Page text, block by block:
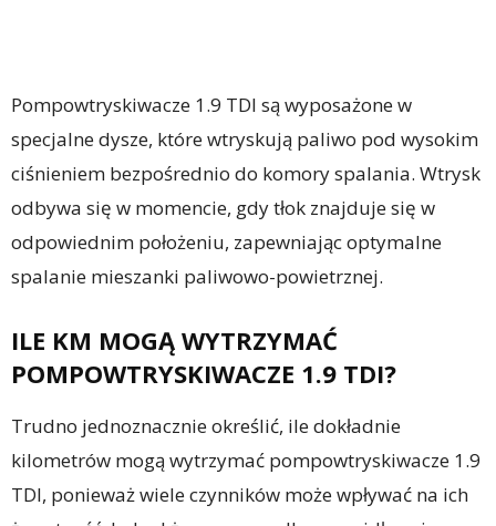
Pompowtryskiwacze 1.9 TDI są wyposażone w
specjalne dysze, które wtryskują paliwo pod wysokim
ciśnieniem bezpośrednio do komory spalania. Wtrysk
odbywa się w momencie, gdy tłok znajduje się w
odpowiednim położeniu, zapewniając optymalne
spalanie mieszanki paliwowo-powietrznej.
ILE KM MOGĄ WYTRZYMAĆ
POMPOWTRYSKIWACZE 1.9 TDI?
Trudno jednoznacznie określić, ile dokładnie
kilometrów mogą wytrzymać pompowtryskiwacze 1.9
TDI, ponieważ wiele czynników może wpływać na ich